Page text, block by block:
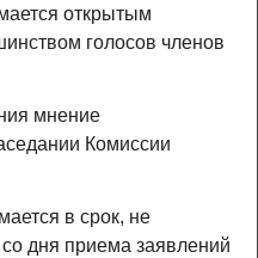
открытым
голосов членов
мнение
Комиссии
в срок, не
дня приема заявлений